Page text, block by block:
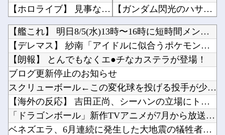
【ホロライブ】 見事な女の子フォームからの剛速球
【日向坂46】 公式からの注意喚起、ヤフートップに掲載される
【NMB48】 安部若菜アイドル最後の日
【私はあなたの味方】 交際歴ゼロの同級生宅に唐揚げや文庫本を20回以上届けた24歳女を逮捕
Powered by livedoor 相互RSS
【ガンダム閃光のハサウェイ】GGG「ギギ・アンダルシア 水着Ver.」フィギュア【出荷日更...
【緊急】例の激安iPhone Air、ついにセール終了のカウントダウンが開始他
【雑談】ホロライブ掲示板：ホロ速：PART2【配信実況可】他
【画像】ファイアーエムブレム新作、エッチキャラが実装されて始まるｗｗｗｗｗ他
野田クリスタルさん「イラストレーターの人が『AIに仕事を奪われる』って言ってるけど、あなた...
【悲報】京アニの新作アニメ、普通につまらない…他
「Linuxで十分じゃね…？」世界が気付き始める他
「やつらの目は節穴か？」と日米に見切りをつけた欧州投資家の選択に衝撃を受ける人が続出、日英...
【甲子園速報】神村学園、九州対決を制し1回戦突破→東筑に「もうちょっと粘れ」温かいエールｗ...
【艦これ】 明日8/5(水)13時〜16時に短時間メンテを実...
【デレマス】 紗南「アイドルに似合うポケモン？」
【朗報】 とんでもなくエ●チなカステラが登場！
ブログ更新停止のお知らせ
スクリューボール←この変化球を投げる投手が少ない理由
【海外の反応】 吉田正尚、シーハンの立場にトドメを刺す5号弾...
「ドラゴンボール」新作TVアニメが7月から放送されるぞ！
ベネズエラ、6月連続に発生した大地震の犠牲者が「6000人超...